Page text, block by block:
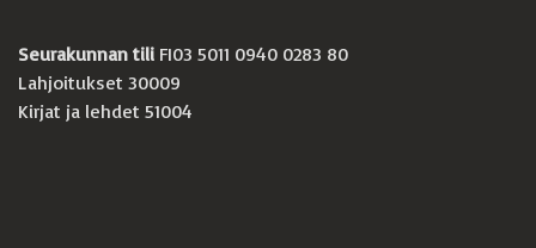
Seurakunnan tili FI03 5011 0940 0283 80
Lahjoitukset 30009
Kirjat ja lehdet 51004